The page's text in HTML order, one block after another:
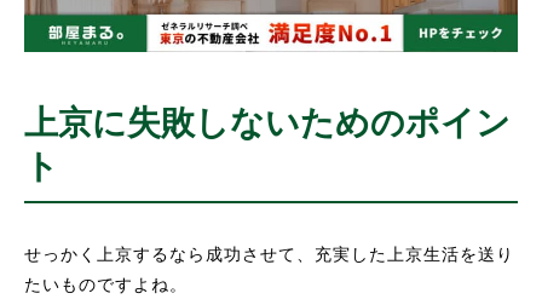
上京に失敗しないためのポイン
ト
せっかく上京するなら成功させて、充実した上京生活を送り
たいものですよね。